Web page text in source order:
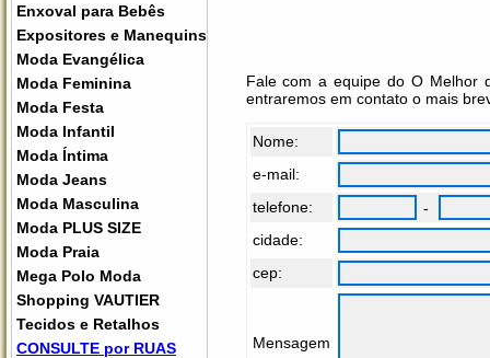
Enxoval para Bebês
Expositores e Manequins
Moda Evangélica
Moda Feminina
Moda Festa
Moda Infantil
Moda Íntima
Moda Jeans
Moda Masculina
Moda PLUS SIZE
Moda Praia
Mega Polo Moda
Shopping VAUTIER
Tecidos e Retalhos
CONSULTE por RUAS
Fale com a equipe do O Melhor
entraremos em contato o mais
Nome:
e-mail:
telefone:
-
cidade:
cep:
Mensagem